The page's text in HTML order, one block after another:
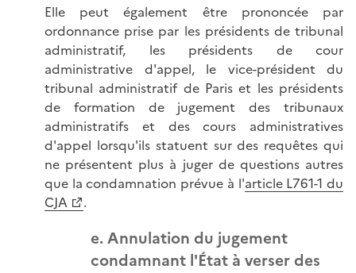
Elle peut également être prononcée par
ordonnance prise par les présidents de tribunal
administratif, les présidents de cour
administrative d'appel, le vice-président du
tribunal administratif de Paris et les présidents
de formation de jugement des tribunaux
administratifs et des cours administratives
d'appel lorsqu'ils statuent sur des requêtes qui
ne présentent plus à juger de questions autres
que la condamnation prévue à l'article L761-1 du
CJA
.
e. Annulation du jugement
condamnant l'État à verser des